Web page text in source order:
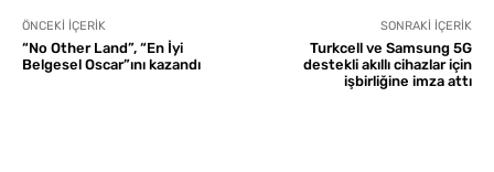
ÖNCEKI İÇERIK
“No Other Land”, “En İyi
Belgesel Oscar”ını kazandı
SONRAKI İÇERIK
Turkcell ve Samsung 5G
destekli akıllı cihazlar için
işbirliğine imza attı